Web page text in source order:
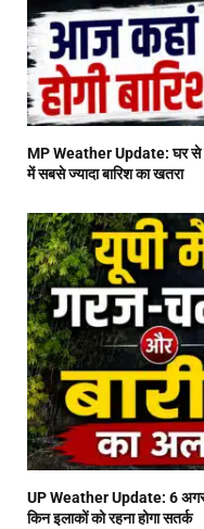
MP Weather Update: घर से
में सबसे ज्यादा बारिश का खतरा
UP Weather Update: 6
किन इलाकों को रहना होगा सतर्क